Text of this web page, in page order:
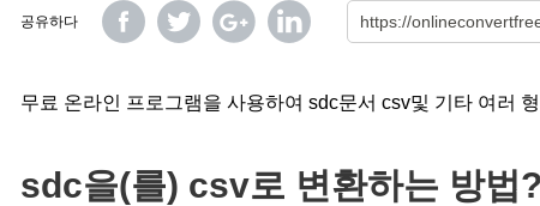
공유하다
무료 온라인 프로그램을 사용하여 sdc문서 csv및 기타 여러
sdc을(를) csv로 변환하는 방법?